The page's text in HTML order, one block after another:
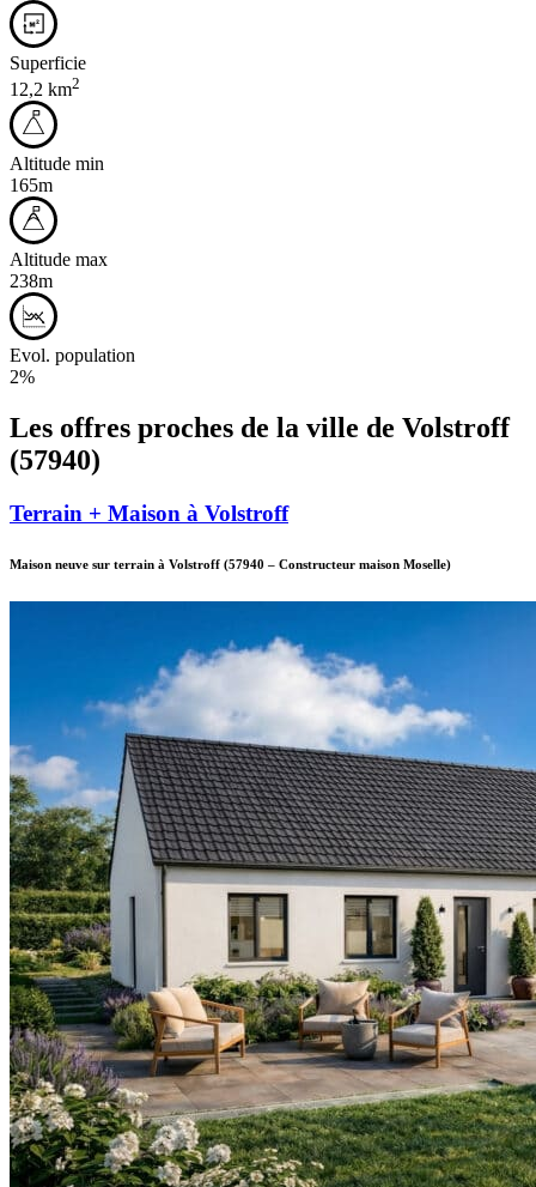
Superficie
12,2 km2
Altitude min
165m
Altitude max
238m
Evol. population
2%
Les offres proches de la ville de Volstroff
(57940)
Terrain + Maison à Volstroff
Maison neuve sur terrain à Volstroff (57940 – Constructeur maison Moselle)